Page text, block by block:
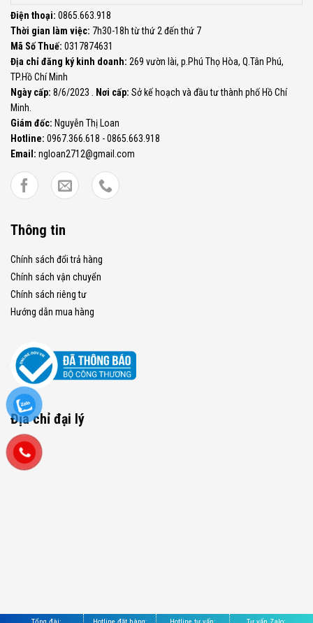
Điện thoại: 0865.663.918
Thời gian làm việc: 7h30-18h từ thứ 2 đến thứ 7
Mã Số Thuế: 0317874631
Địa chỉ đăng ký kinh doanh: 269 vườn lài, p.Phú Thọ Hòa, Q.Tân Phú,
TP.Hồ Chí Minh
Ngày cấp: 8/6/2023 . Nơi cấp: Sở kế hoạch và đầu tư thành phố Hồ Chí
Minh.
Giám đốc: Nguyễn Thị Loan
Hotline: 0967.366.618 - 0865.663.918
Email: ngloan2712@gmail.com
Thông tin
Chính sách đổi trả hàng
Chính sách vận chuyển
Chính sách riêng tư
Hướng dẫn mua hàng
Địa chỉ đại lý